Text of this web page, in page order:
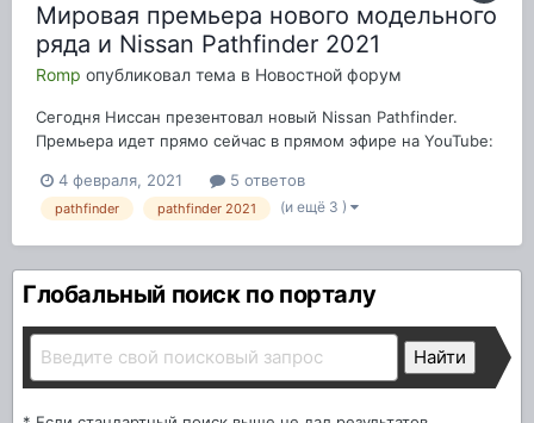
Мировая премьера нового модельного
ряда и Nissan Pathfinder 2021
Romp опубликовал тема в Новостной форум
Сегодня Ниссан презентовал новый Nissan Pathfinder.
Премьера идет прямо сейчас в прямом эфире на YouTube:
смотрит онлайн. Интересны ваши мнения о новом
модельном ряде.
4 февраля, 2021 5 ответов
pathfinder pathfinder 2021 (и ещё 3 )
Глобальный поиск по порталу